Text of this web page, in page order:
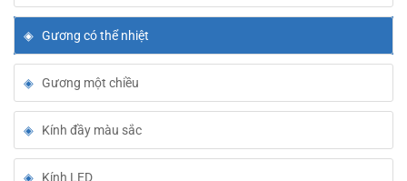
Gương có thể nhiệt
Gương một chiều
Kính đầy màu sắc
Kính LED